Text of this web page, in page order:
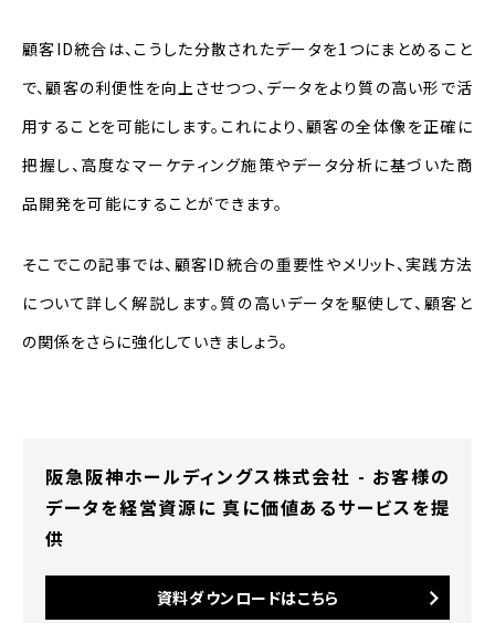
顧客ID統合の実践
顧客ID統合のステップ
効果的な顧客ID統合ツールの選び方
顧客ID統合の今後のトレンド
顧客ID統合の将来性
顧客ID統合は、こうした分散されたデータを1つにまとめること
で、顧客の利便性を向上させつつ、データをより質の高い形で活
用することを可能にします。これにより、顧客の全体像を正確に
把握し、高度なマーケティング施策やデータ分析に基づいた商
品開発を可能にすることができます。
そこでこの記事では、顧客ID統合の重要性やメリット、実践方法
について詳しく解説します。質の高いデータを駆使して、顧客と
の関係をさらに強化していきましょう。
阪急阪神ホールディングス株式会社 - お客様の
データを経営資源に 真に価値あるサービスを提
供
資料ダウンロードはこちら